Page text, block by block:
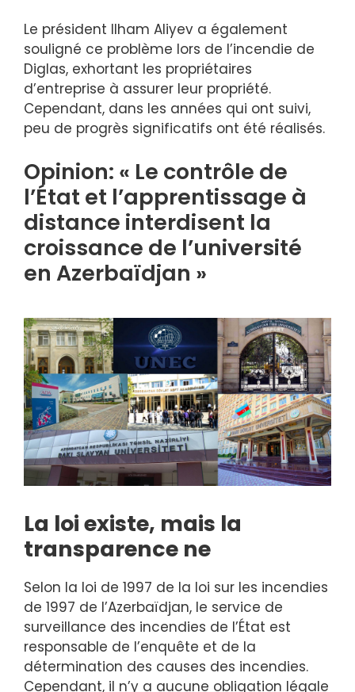
Le président Ilham Aliyev a également
souligné ce problème lors de l’incendie de
Diglas, exhortant les propriétaires
d’entreprise à assurer leur propriété.
Cependant, dans les années qui ont suivi,
peu de progrès significatifs ont été réalisés.
Opinion: « Le contrôle de
l’État et l’apprentissage à
distance interdisent la
croissance de l’université
en Azerbaïdjan »
La loi existe, mais la
transparence ne
Selon la loi de 1997 de la loi sur les incendies
de 1997 de l’Azerbaïdjan, le service de
surveillance des incendies de l’État est
responsable de l’enquête et de la
détermination des causes des incendies.
Cependant, il n’y a aucune obligation légale